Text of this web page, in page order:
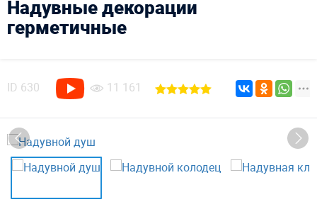
Надувные декорации
герметичные
ID 630 11 161